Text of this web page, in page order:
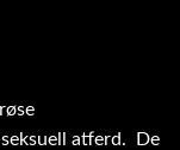
atferd. De